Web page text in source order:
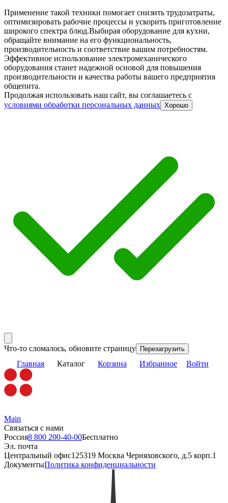
Применение такой техники помогает снизить трудозатраты,
оптимизировать рабочие процессы и ускорить приготовление
широкого спектра блюд.Выбирая оборудование для кухни,
обращайте внимание на его функциональность,
производительность и соответствие вашим потребностям.
Эффективное использование электромеханического
оборудования станет надежной основой для повышения
производительности и качества работы вашего предприятия
общепита.
Продолжая использовать наш сайт, вы соглашаетесь c
условиями обработки персональных данных Хорошо
Что-то сломалось, обновите страницу Перезагрузить
Главная Каталог Корзина Избранное Войти
Main
Связаться с нами
Россия8 800 200-40-00Бесплатно
Эл. почта
Центральный офис125319 Москва Черняховского, д.5 корп.1
ДокументыПолитика конфиденциальности